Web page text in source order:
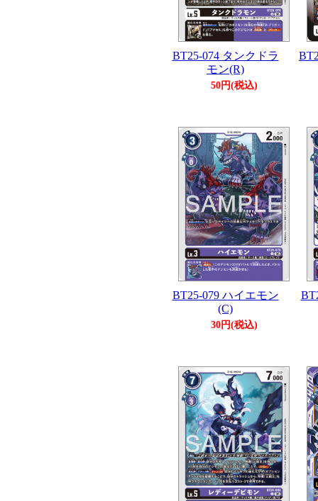
BT25-074 タンクドラ
モン(R)
50円(税込)
BT25-079 ハイエモン
(C)
30円(税込)